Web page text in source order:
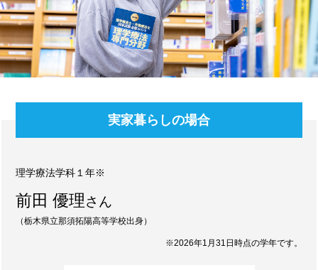
実家暮らしの場合
理学療法学科１年※
前田 優理さん
（栃木県立那須拓陽高等学校出身）
※2026年1月31日時点の学年です。